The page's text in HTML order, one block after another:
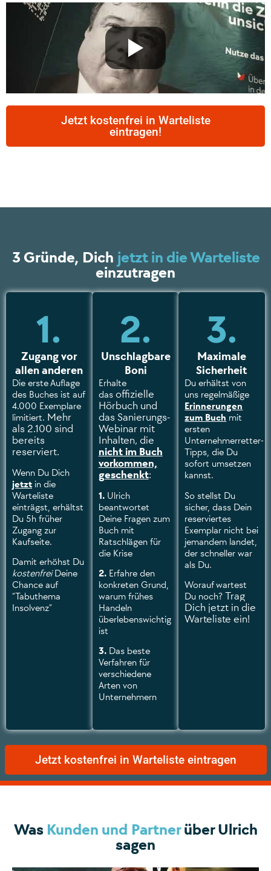
Jetzt kostenfrei in Warteliste
eintragen!
3 Gründe, Dich jetzt in die Warteliste
einzutragen
1.
Zugang vor
allen anderen
Die erste Auflage
des Buches ist auf
4.000 Exemplare
limitiert. Mehr
als 2.100 sind
bereits
reserviert.
Wenn Du Dich
jetzt in die
Warteliste
einträgst, erhältst
Du 5h früher
Zugang zur
Kaufseite.
Damit erhöhst Du
kostenfreiDeine
Chance auf
“Tabuthema
Insolvenz”
2.
Unschlagbare
Boni
Erhalte
dasoffizielle
Hörbuch und
das Sanierungs-
Webinar mit
Inhalten, die
nicht im Buch
vorkommen,
geschenkt:
1. Ulrich
beantwortet
Deine Fragen zum
Buch mit
Ratschlägen für
die Krise
2. Erfahre den
konkreten Grund,
warum frühes
Handeln
überlebenswichtig
ist
3.Das beste
Verfahren für
verschiedene
Arten von
Unternehmern
3.
Maximale
Sicherheit
Du erhältst von
uns regelmäßige
Erinnerungen
zum Buch mit
ersten
Unternehmerretter-
Tipps, die Du
sofort umsetzen
kannst.
So stellst Du
sicher, dass Dein
reserviertes
Exemplar nicht bei
jemandem landet,
der schneller war
als Du.
Worauf wartest
Du noch?Trag
Dich jetzt in die
Warteliste ein!
Jetzt kostenfrei in Warteliste eintragen
Was Kunden und Partnerüber Ulrich
sagen